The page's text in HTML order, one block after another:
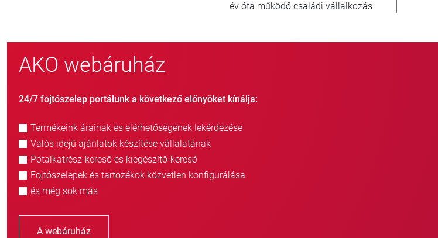
eladott egység
AKO webáruház
24/7 fojtószelep portálunk a következő előnyöket kínálja:
Termékeink árainak és elérhetőségének lekérdezése
Valós idejű ajánlatok készítése vállalatának
Pótalkatrész-kereső és kiegészítő-kereső
Fojtószelepek és tartozékok közvetlen konfigurálása
és még sok más
A webáruház